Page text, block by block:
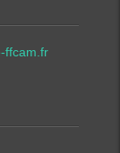
ffcam.fr